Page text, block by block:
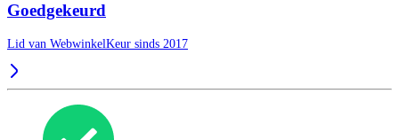
Goedgekeurd
Lid van WebwinkelKeur sinds 2017